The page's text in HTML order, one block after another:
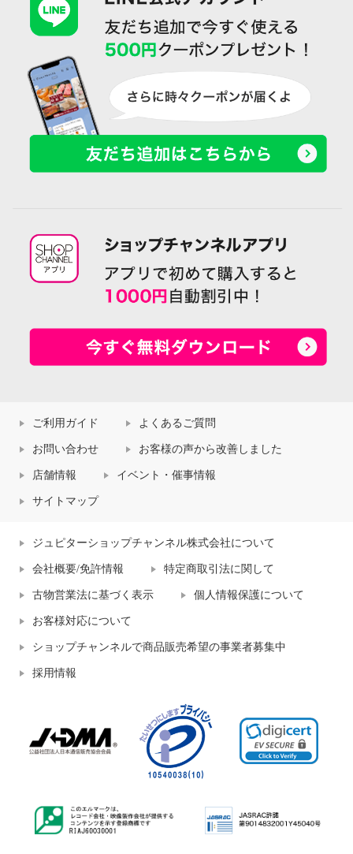
ご利用ガイド よくあるご質問
お問い合わせ お客様の声から改善しました
店舗情報 イベント・催事情報
サイトマップ
ジュピターショップチャンネル株式会社について
会社概要/免許情報 特定商取引法に関して
古物営業法に基づく表示 個人情報保護について
お客様対応について
ショップチャンネルで商品販売希望の事業者募集中
採用情報